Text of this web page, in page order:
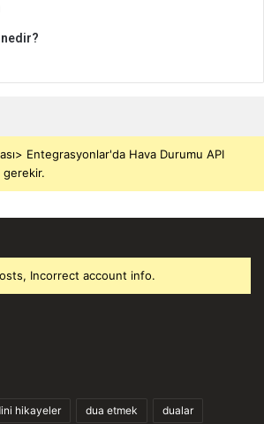
Entegrasyonlar'da Hava Durumu API
gerekir.
Incorrect account info.
hikayeler dua etmek dualar